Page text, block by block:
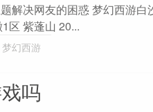
解决网友的困惑 梦幻西游
区 紫蓬山 20...
梦幻西游
吗